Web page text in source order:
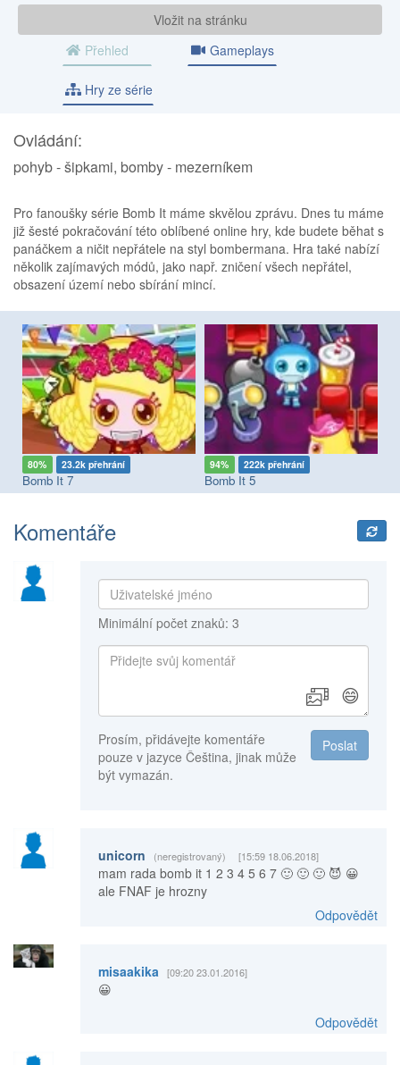
Vložit na stránku
Přehled
Gameplays
Hry ze série
Ovládání:
pohyb - šipkami, bomby - mezerníkem
Pro fanoušky série Bomb It máme skvělou zprávu. Dnes tu máme
již šesté pokračování této oblíbené online hry, kde budete běhat s
panáčkem a ničit nepřátele na styl bombermana. Hra také nabízí
několik zajímavých módů, jako např. zničení všech nepřátel,
obsazení území nebo sbírání mincí.
80% 23.2k přehrání
Bomb It 7
94% 222k přehrání
Bomb It 5
Komentáře
Minimální počet znaků: 3
😄
Poslat
Prosím, přidávejte komentáře
pouze v jazyce Čeština, jinak může
být vymazán.
unicorn (neregistrovaný) [15:59 18.06.2018]
mam rada bomb it 1 2 3 4 5 6 7 🙂 🙂 🙂 😈 😀
ale FNAF je hrozny
Odpovědět
misaakika [09:20 23.01.2016]
😀
Odpovědět